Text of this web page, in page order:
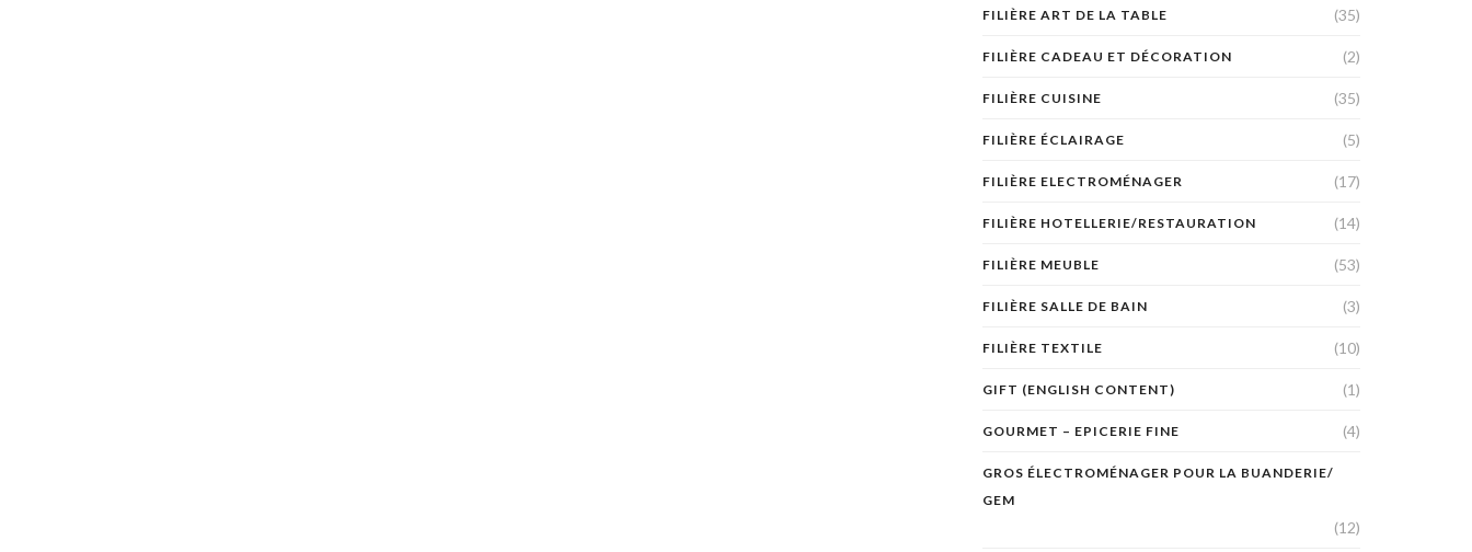
FILIÈRE ART DE LA TABLE (35)
FILIÈRE CADEAU ET DÉCORATION (2)
FILIÈRE CUISINE (35)
FILIÈRE ÉCLAIRAGE (5)
FILIÈRE ELECTROMÉNAGER (17)
FILIÈRE HOTELLERIE/RESTAURATION (14)
FILIÈRE MEUBLE (53)
FILIÈRE SALLE DE BAIN (3)
FILIÈRE TEXTILE (10)
GIFT (ENGLISH CONTENT) (1)
GOURMET – EPICERIE FINE (4)
GROS ÉLECTROMÉNAGER POUR LA BUANDERIE/
GEM
(12)